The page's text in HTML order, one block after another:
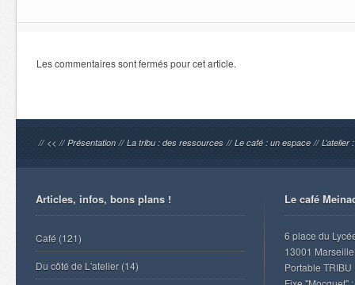
Les commentaires sont fermés pour cet article.
// << // Présentation // La tribu : des ressources // Le café : un espace //
Articles, infos, bons plans !
Café (121)
Du côté de L'atelier (14)
Le café
6 place du
13001 Marseille
Portable